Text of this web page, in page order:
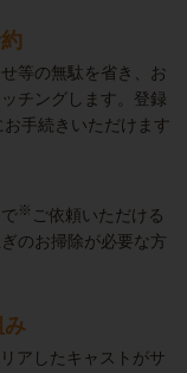
等の無駄を省き、お
チングします。登録
手続きいただけます
※ ご依頼いただける
のお掃除が必要な方
み
アしたキャストがサ